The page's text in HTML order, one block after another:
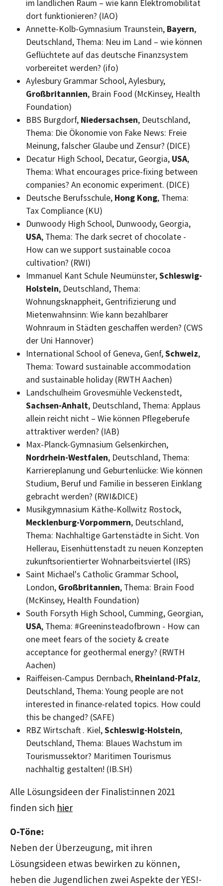
im ländlichen Raum – wie kann Elektromobilität
dort funktionieren? (IAO)
Annette-Kolb-Gymnasium Traunstein, Bayern,
Deutschland, Thema: Neu im Land – wie können
Geflüchtete auf das deutsche Finanzsystem
vorbereitet werden? (ifo)
Aylesbury Grammar School, Aylesbury,
Großbritannien, Brain Food (McKinsey, Health
Foundation)
BBS Burgdorf, Niedersachsen, Deutschland,
Thema: Die Ökonomie von Fake News: Freie
Meinung, falscher Glaube und Zensur? (DICE)
Decatur High School, Decatur, Georgia, USA,
Thema: What encourages price-fixing between
companies? An economic experiment. (DICE)
Deutsche Berufsschule, Hong Kong, Thema:
Tax Compliance (KU)
Dunwoody High School, Dunwoody, Georgia,
USA, Thema: The dark secret of chocolate -
How can we support sustainable cocoa
cultivation? (RWI)
Immanuel Kant Schule Neumünster,Schleswig-
Holstein, Deutschland, Thema:
Wohnungsknappheit, Gentrifizierung und
Mietenwahnsinn: Wie kann bezahlbarer
Wohnraum in Städten geschaffen werden? (CWS
der Uni Hannover)
International School of Geneva, Genf,Schweiz,
Thema: Toward sustainable accommodation
and sustainable holiday (RWTH Aachen)
Landschulheim Grovesmühle Veckenstedt,
Sachsen-Anhalt, Deutschland, Thema: Applaus
allein reicht nicht – Wie können Pflegeberufe
attraktiver werden? (IAB)
Max-Planck-Gymnasium Gelsenkirchen,
Nordrhein-Westfalen, Deutschland, Thema:
Karriereplanung und Geburtenlücke: Wie können
Studium, Beruf und Familie in besseren Einklang
gebracht werden? (RWI&DICE)
Musikgymnasium Käthe-Kollwitz Rostock,
Mecklenburg-Vorpommern, Deutschland,
Thema: Nachhaltige Gartenstädte in Sicht. Von
Hellerau, Eisenhüttenstadt zu neuen Konzepten
zukunftsorientierter Wohnarbeitsviertel (IRS)
Saint Michael's Catholic Grammar School,
London, Großbritannien, Thema: Brain Food
(McKinsey, Health Foundation)
South Forsyth High School, Cumming, Georgian,
USA, Thema: #Greeninsteadofbrown - How can
one meet fears of the society & create
acceptance for geothermal energy? (RWTH
Aachen)
Raiffeisen-Campus Dernbach, Rheinland-Pfalz,
Deutschland, Thema: Young people are not
interested in finance-related topics. How could
this be changed? (SAFE)
RBZ Wirtschaft . Kiel,Schleswig-Holstein,
Deutschland, Thema: Blaues Wachstum im
Tourismussektor? Maritimen Tourismus
nachhaltig gestalten! (IB.SH)
Alle Lösungsideen der Finalist:innen 2021
finden sich hier
O-Töne:
Neben der Überzeugung, mit ihren
Lösungsideen etwas bewirken zu können,
heben die Jugendlichen zwei Aspekte der YES!-